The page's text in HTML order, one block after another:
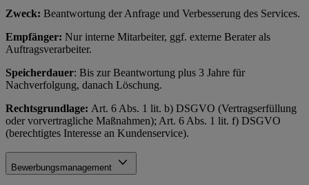
Zweck: Beantwortung der Anfrage und Verbesserung des Services.
Empfänger: Nur interne Mitarbeiter, ggf. externe Berater als
Auftragsverarbeiter.
Speicherdauer: Bis zur Beantwortung plus 3 Jahre für
Nachverfolgung, danach Löschung.
Rechtsgrundlage: Art. 6 Abs. 1 lit. b) DSGVO (Vertragserfüllung
oder vorvertragliche Maßnahmen); Art. 6 Abs. 1 lit. f) DSGVO
(berechtigtes Interesse an Kundenservice).
Bewerbungsmanagement